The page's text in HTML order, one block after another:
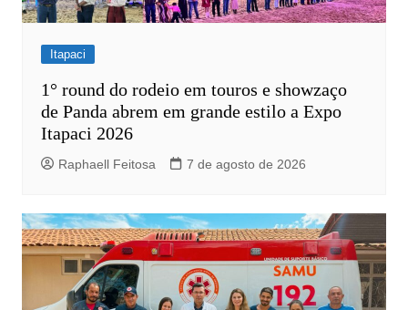
Itapaci
1° round do rodeio em touros e showzaço
de Panda abrem em grande estilo a Expo
Itapaci 2026
Raphaell Feitosa 7 de agosto de 2026